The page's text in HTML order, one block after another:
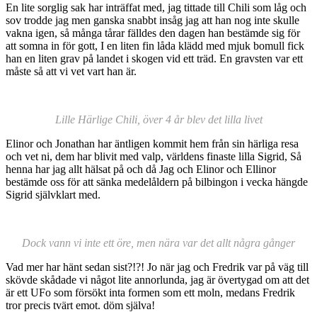
En lite sorglig sak har inträffat med, jag tittade till Chili som låg och
sov trodde jag men ganska snabbt insåg jag att han nog inte skulle
vakna igen, så många tårar fälldes den dagen han bestämde sig för
att somna in för gott, I en liten fin låda klädd med mjuk bomull fick
han en liten grav på landet i skogen vid ett träd. En gravsten var ett
måste så att vi vet vart han är.
Lille Härlige Chili, över 4 år blev det lilla livet
Elinor och Jonathan har äntligen kommit hem från sin härliga resa
och vet ni, dem har blivit med valp, världens finaste lilla Sigrid, Så
henna har jag allt hälsat på och då Jag och Elinor och Ellinor
bestämde oss för att sänka medelåldern på bilbingon i vecka hängde
Sigrid självklart med.
Dock vann vi inte ett öre, men nära var det allt några gånger
Vad mer har hänt sedan sist?!?! Jo när jag och Fredrik var på väg till
skövde skådade vi något lite annorlunda, jag är övertygad om att det
är ett UFo som försökt inta formen som ett moln, medans Fredrik
tror precis tvärt emot. döm själva!